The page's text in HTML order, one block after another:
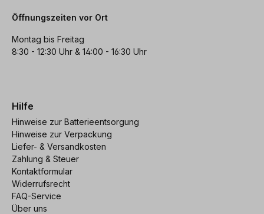
Öffnungszeiten vor Ort
Montag bis Freitag
8:30 - 12:30 Uhr & 14:00 - 16:30 Uhr
Hilfe
Hinweise zur Batterieentsorgung
Hinweise zur Verpackung
Liefer- & Versandkosten
Zahlung & Steuer
Kontaktformular
Widerrufsrecht
FAQ-Service
Über uns